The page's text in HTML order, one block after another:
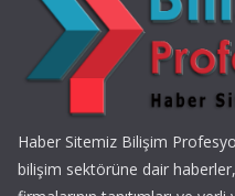
Haber Sitemiz Bilişim
bilişim sektörüne dair